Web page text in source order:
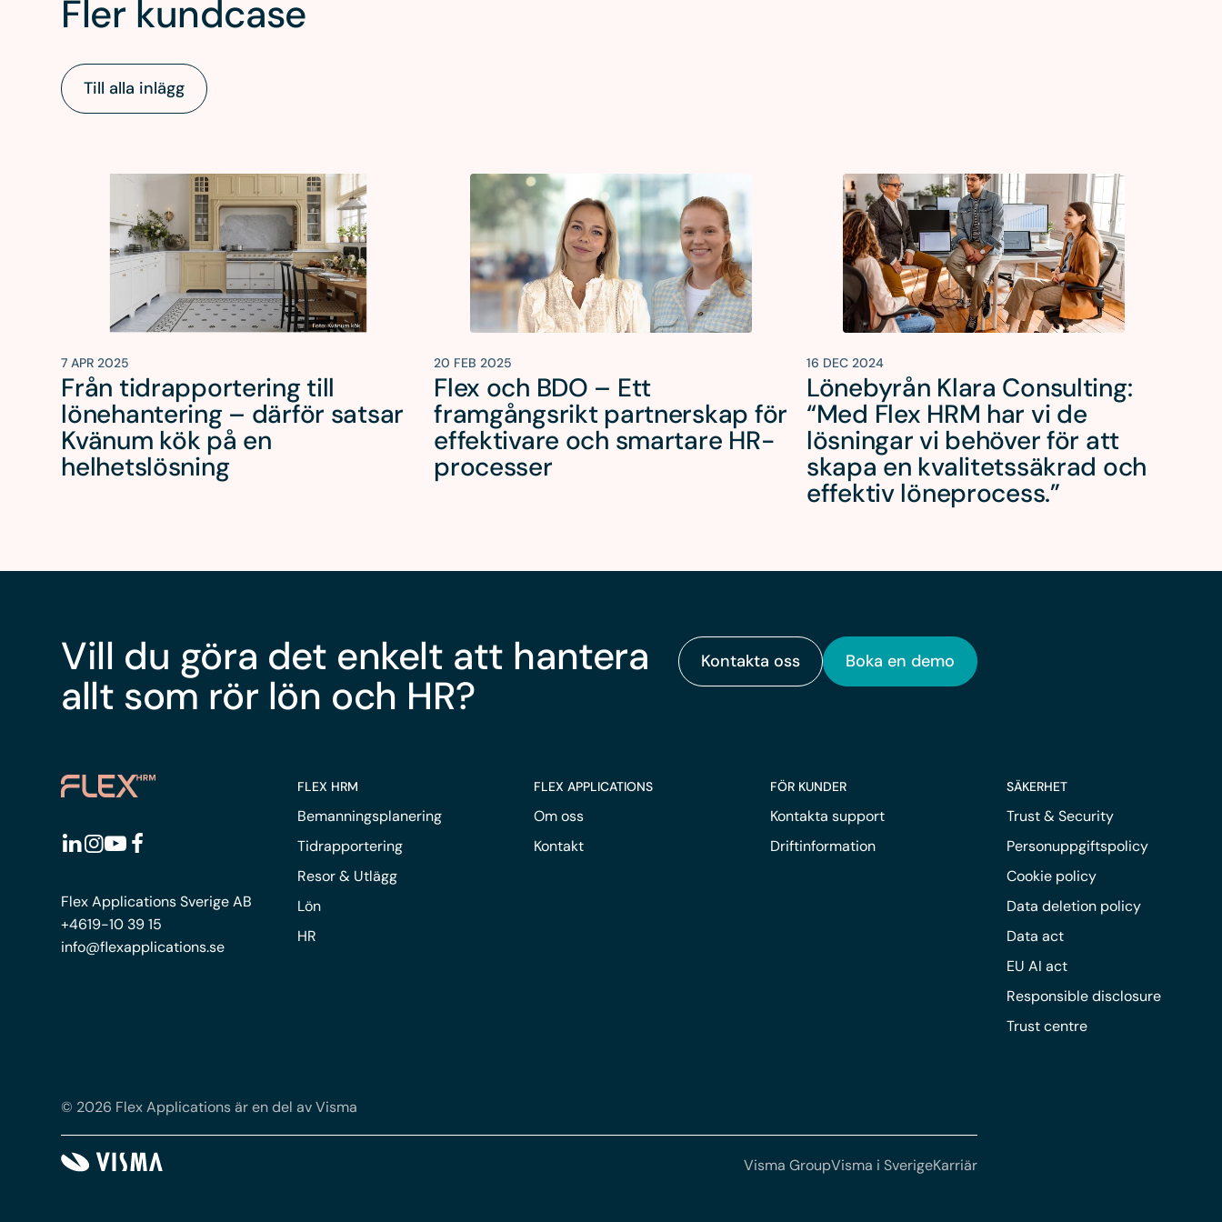
Fler kundcase
Till alla inlägg
7 APR 2025
Från tidrapportering till
lönehantering – därför satsar
Kvänum kök på en
helhetslösning
20 FEB 2025
Flex och BDO – Ett
framgångsrikt partnerskap för
effektivare och smartare HR-
processer
16 DEC 2024
Lönebyrån Klara Consulting:
“Med Flex HRM har vi de
lösningar vi behöver för att
skapa en kvalitetssäkrad och
effektiv löneprocess.”
Vill du göra det enkelt att hantera
allt som rör lön och HR?
Kontakta oss Boka en demo
Flex Applications Sverige AB
+4619-10 39 15
info@flexapplications.se
FLEX HRM
Bemanningsplanering
Tidrapportering
Resor & Utlägg
Lön
HR
FLEX APPLICATIONS
Om oss
Kontakt
FÖR KUNDER
Kontakta support
Driftinformation
SÄKERHET
Trust & Security
Personuppgiftspolicy
Cookie policy
Data deletion policy
Data act
EU AI act
Responsible disclosure
Trust centre
© 2026 Flex Applications är en del av Visma
Visma GroupVisma i SverigeKarriär